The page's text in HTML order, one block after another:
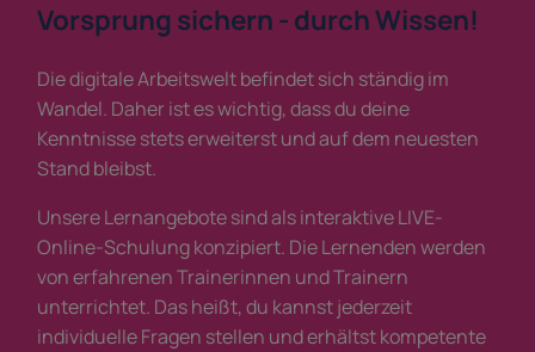
Vorsprung sichern - durch Wissen!
Die digitale Arbeitswelt befindet sich ständig im
Wandel. Daher ist es wichtig, dass du deine
Kenntnisse stets erweiterst und auf dem neuesten
Stand bleibst.
Unsere Lernangebote sind als interaktive LIVE-
Online-Schulung konzipiert. Die Lernenden werden
von erfahrenen Trainerinnen und Trainern
unterrichtet. Das heißt, du kannst jederzeit
individuelle Fragen stellen und erhältst kompetente